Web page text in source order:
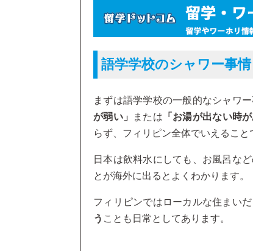
語学学校のシャワー事情
まずは語学学校の一般的なシャワ
が弱い」
または 「お湯が出ない時が
らず、フィリピン全体でいえること
日本は飲料水にしても、お風呂な
とが海外に出るとよくわかります。
フィリピンではローカルな住まい
う ことも日常としてあります。